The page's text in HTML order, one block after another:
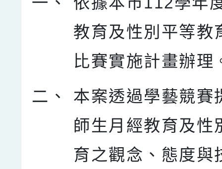
教育及性別平等教
比賽實施計畫辦理
二、
本案透過學藝競賽
師生月經教育及性
育之觀念、態度與